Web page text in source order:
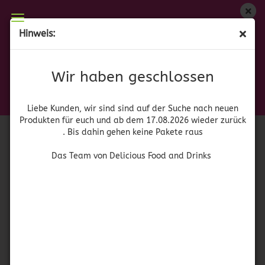
Hinweis:
Wir haben geschlossen
Liebe Kunden, wir sind sind auf der Suche nach neuen
Produkten für euch und ab dem 17.08.2026 wieder zurück
. Bis dahin gehen keine Pakete raus
Das Team von Delicious Food and Drinks
Wir haben geschlossen
zurück. Bis dahin gehen keine Pakete raus
Das Team von Delicious Food and Drinks
41080)